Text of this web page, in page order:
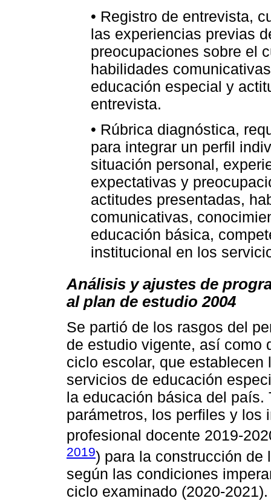
• Registro de entrevista,
las experiencias previas
preocupaciones sobre el
habilidades
educación especial y
entrevista.
• Rúbrica diagnóstica,
para integrar un perfil
situación personal,
expectativas y
actitudes presentadas,
comunicativas,
educación básica,
institucional en los
Análisis y ajustes de
al plan de estudio 2004
Se partió de los rasgos del
de estudio vigente, así como
ciclo escolar, que
servicios de educación
la educación básica del país.
parámetros, los perfiles y los
profesional docente 2019-
2019) para la construcción de
según las condiciones
ciclo examinado (2020-2021).